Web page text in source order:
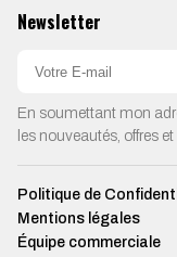
Newsletter
En soumettant mon
les nouveautés, offres
Politique de
Mentions légales
Équipe commerciale